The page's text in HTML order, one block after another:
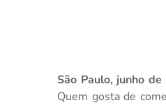
São Paulo, junho
Quem gosta de